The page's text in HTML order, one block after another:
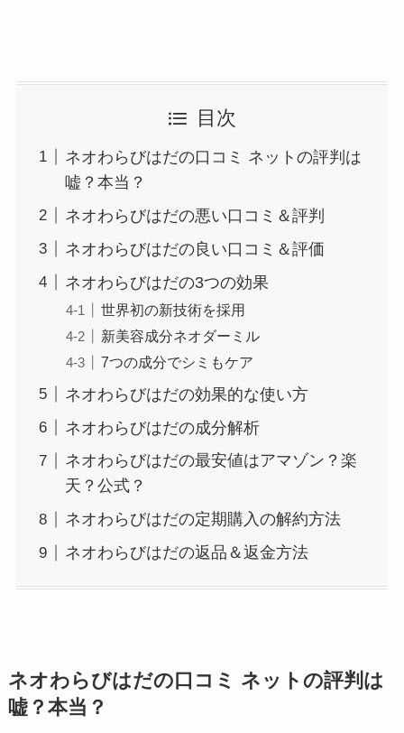
目次
ネオわらびはだの口コミ ネットの評判は
嘘？本当？
ネオわらびはだの悪い口コミ＆評判
ネオわらびはだの良い口コミ＆評価
ネオわらびはだの3つの効果
世界初の新技術を採用
新美容成分ネオダーミル
7つの成分でシミもケア
ネオわらびはだの効果的な使い方
ネオわらびはだの成分解析
ネオわらびはだの最安値はアマゾン？楽
天？公式？
ネオわらびはだの定期購入の解約方法
ネオわらびはだの返品＆返金方法
ネオわらびはだの口コミ ネットの評判は
嘘？本当？